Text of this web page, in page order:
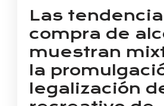
Las
compra de
muestran
la
legalización